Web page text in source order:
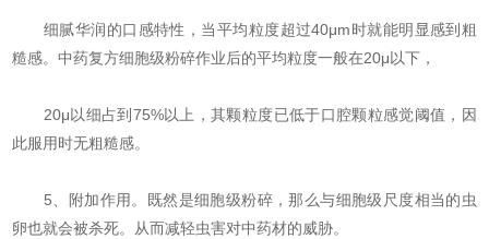
细腻华润的口感特性，当平均粒度超过40μm时就能明显感到粗
糙感。中药复方细胞级粉碎作业后的平均粒度一般在20μ以下，
20μ以细占到75%以上，其颗粒度已低于口腔颗粒感觉阈值，因
此服用时无粗糙感。
5、附加作用。既然是细胞级粉碎，那么与细胞级尺度相当的虫
卵也就会被杀死。从而减轻虫害对中药材的威胁。